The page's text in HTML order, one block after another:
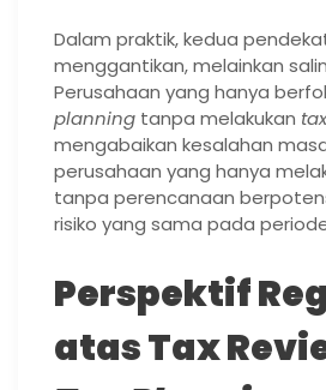
Dalam praktik, kedua
menggantikan, melainkan
Perusahaan yang hanya
planning tanpa melakukan
mengabaikan kesalahan
perusahaan yang hanya
tanpa perencanaan
risiko yang sama pada
Perspektif
atas Tax